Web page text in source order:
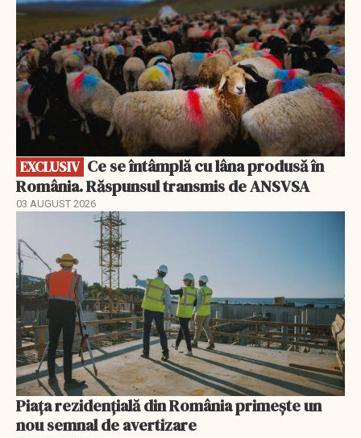
EXCLUSIV
România. Răspunsul transmis de ANSVSA
03 AUGUST 2026
Piața rezidențială din România primește un
nou semnal de avertizare